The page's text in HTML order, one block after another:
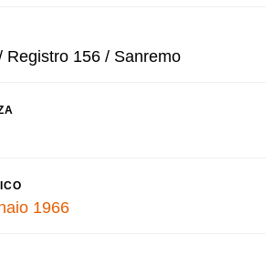
Registro 156 / Sanremo
1966